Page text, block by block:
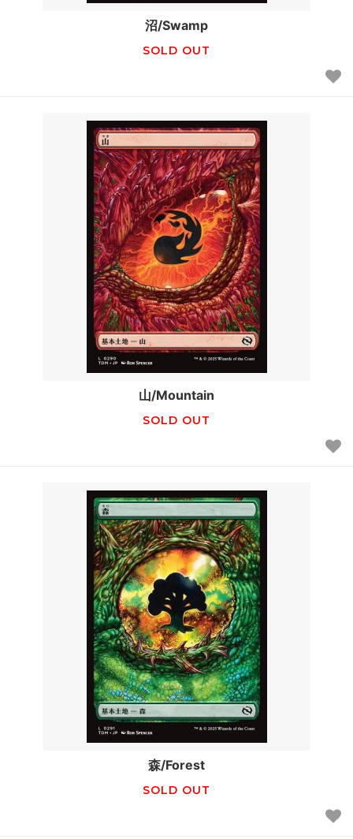
沼/Swamp
SOLD OUT
山/Mountain
SOLD OUT
森/Forest
SOLD OUT